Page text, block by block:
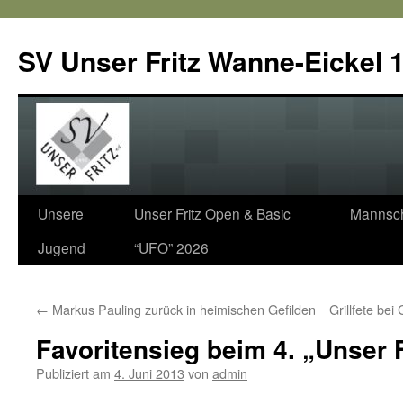
SV Unser Fritz Wanne-Eickel
Zum
Inhalt
Unsere
Jugend
Unser Fritz Open & Basic
“UFO” 2026
← Markus Pauling zurück in heimischen Gefilden Grillfete bei
Favoritensieg beim 4. „Unser
Publiziert am 4. Juni 2013 von admin